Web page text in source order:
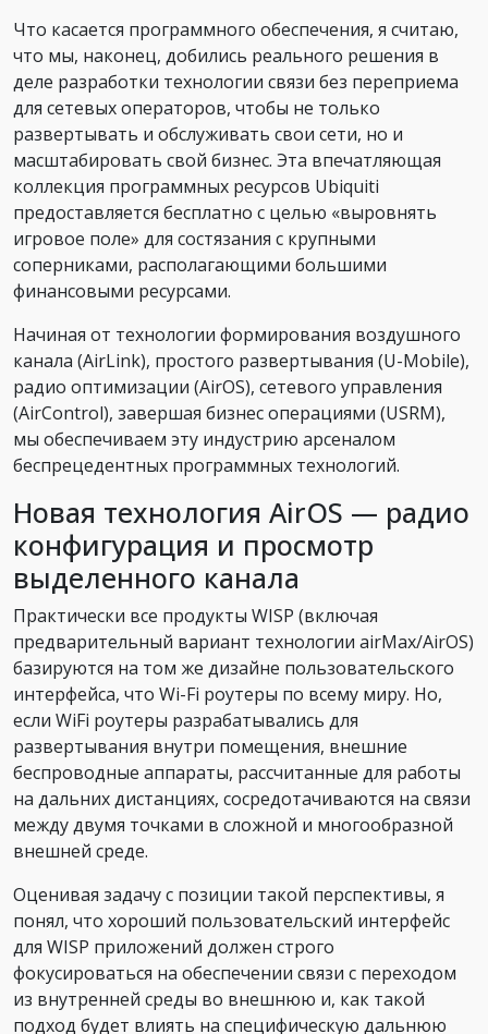
Что касается программного обеспечения, я считаю,
что мы, наконец, добились реального решения в
деле разработки технологии связи без переприема
для сетевых операторов, чтобы не только
развертывать и обслуживать свои сети, но и
масштабировать свой бизнес. Эта впечатляющая
коллекция программных ресурсов Ubiquiti
предоставляется бесплатно с целью «выровнять
игровое поле» для состязания с крупными
соперниками, располагающими большими
финансовыми ресурсами.
Начиная от технологии формирования воздушного
канала (AirLink), простого развертывания (U-Mobile),
радио оптимизации (AirOS), сетевого управления
(AirControl), завершая бизнес операциями (USRM),
мы обеспечиваем эту индустрию арсеналом
беспрецедентных программных технологий.
Новая технология AirOS — радио
конфигурация и просмотр
выделенного канала
Практически все продукты WISP (включая
предварительный вариант технологии airMax/AirOS)
базируются на том же дизайне пользовательского
интерфейса, что Wi-Fi роутеры по всему миру. Но,
если WiFi роутеры разрабатывались для
развертывания внутри помещения, внешние
беспроводные аппараты, рассчитанные для работы
на дальних дистанциях, сосредотачиваются на связи
между двумя точками в сложной и многообразной
внешней среде.
Оценивая задачу с позиции такой перспективы, я
понял, что хороший пользовательский интерфейс
для WISP приложений должен строго
фокусироваться на обеспечении связи с переходом
из внутренней среды во внешнюю и, как такой
подход будет влиять на специфическую дальнюю